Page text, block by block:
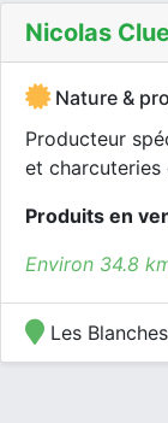
Nicolas
Nature &
Producteur
et charcuteries
Produits en
Environ 34.8
Les